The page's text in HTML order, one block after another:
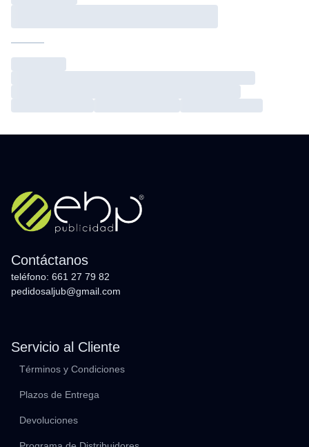
Contáctanos
teléfono: 661 27 79 82
pedidosaljub@gmail.com
Servicio al Cliente
Términos y Condiciones
Plazos de Entrega
Devoluciones